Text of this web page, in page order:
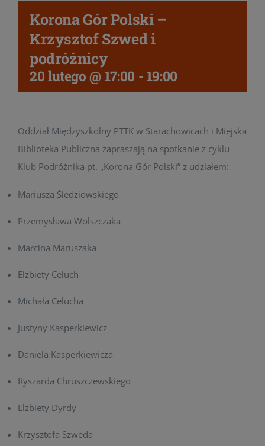
Korona Gór Polski –
Krzysztof Szwed i
podróżnicy
20 lutego @ 17:00 - 19:00
Oddział Międzyszkolny PTTK w Starachowicach i Miejska
Biblioteka Publiczna zapraszają na spotkanie z cyklu
Klub Podróżnika pt. „Korona Gór Polski” z udziałem:
Mariusza Śledziowskiego
Przemysława Wolszczaka
Marcina Maruszaka
Elżbiety Celuch
Michała Celucha
Justyny Kasperkiewicz
Daniela Kasperkiewicza
Ryszarda Chruszczewskiego
Elżbiety Dyrdy
Krzysztofa Szweda